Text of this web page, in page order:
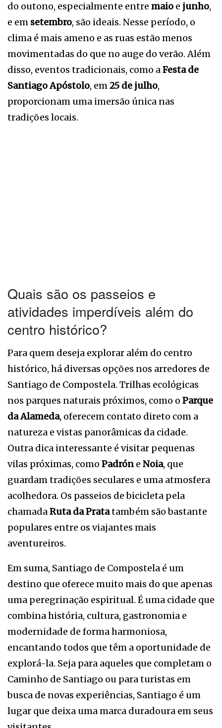
do outono, especialmente entre maio e junho,
e em setembro, são ideais. Nesse período, o
clima é mais ameno e as ruas estão menos
movimentadas do que no auge do verão. Além
disso, eventos tradicionais, como aFesta de
Santiago Apóstolo, em25 de julho,
proporcionam uma imersão única nas
tradições locais.
Quais são os passeios e
atividades imperdíveis além do
centro histórico?
Para quem deseja explorar além do centro
histórico, há diversas opções nos arredores de
Santiago de Compostela. Trilhas ecológicas
nos parques naturais próximos, como o Parque
da Alameda, oferecem contato direto com a
natureza e vistas panorâmicas da cidade.
Outra dica interessante é visitar pequenas
vilas próximas, como Padrón e Noia, que
guardam tradições seculares e uma atmosfera
acolhedora. Os passeios de bicicleta pela
chamada Ruta da Pratatambém são bastante
populares entre os viajantes mais
aventureiros.
Em suma, Santiago de Compostela é um
destino que oferece muito mais do que apenas
uma peregrinação espiritual. É uma cidade que
combina história, cultura, gastronomia e
modernidade de forma harmoniosa,
encantando todos que têm a oportunidade de
explorá-la. Seja para aqueles que completam o
Caminho de Santiago ou para turistas em
busca de novas experiências, Santiago é um
lugar que deixa uma marca duradoura em seus